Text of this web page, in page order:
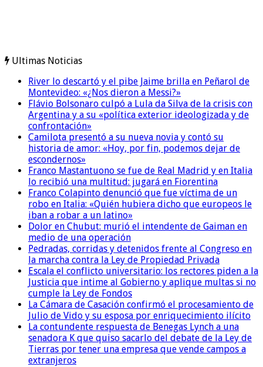
Ultimas Noticias
River lo descartó y el pibe Jaime brilla en Peñarol de
Montevideo: «¿Nos dieron a Messi?»
Flávio Bolsonaro culpó a Lula da Silva de la crisis con
Argentina y a su «política exterior ideologizada y de
confrontación»
Camilota presentó a su nueva novia y contó su
historia de amor: «Hoy, por fin, podemos dejar de
escondernos»
Franco Mastantuono se fue de Real Madrid y en Italia
lo recibió una multitud: jugará en Fiorentina
Franco Colapinto denunció que fue víctima de un
robo en Italia: «Quién hubiera dicho que europeos le
iban a robar a un latino»
Dolor en Chubut: murió el intendente de Gaiman en
medio de una operación
Pedradas, corridas y detenidos frente al Congreso en
la marcha contra la Ley de Propiedad Privada
Escala el conflicto universitario: los rectores piden a la
Justicia que intime al Gobierno y aplique multas si no
cumple la Ley de Fondos
La Cámara de Casación confirmó el procesamiento de
Julio de Vido y su esposa por enriquecimiento ilícito
La contundente respuesta de Benegas Lynch a una
senadora K que quiso sacarlo del debate de la Ley de
Tierras por tener una empresa que vende campos a
extranjeros